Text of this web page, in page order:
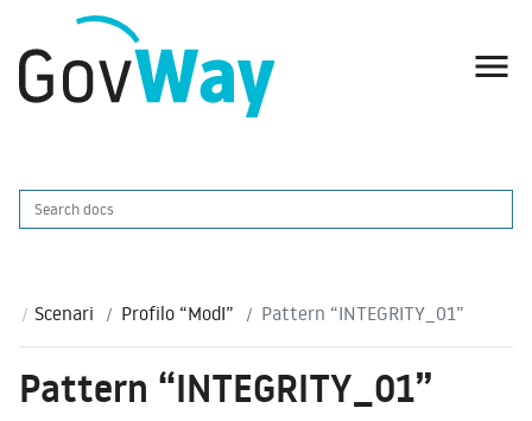

Scenari Profilo “ModI” Pattern “INTEGRITY_01”
Pattern “INTEGRITY_01”